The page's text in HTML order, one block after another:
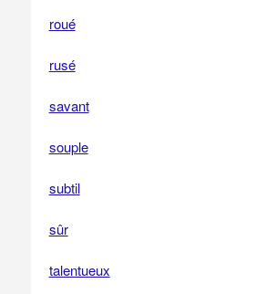
roué
rusé
savant
souple
subtil
sûr
talentueux